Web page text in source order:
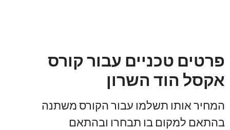
פרטים טכניים עבור קורס
אקסל הוד השרון
המחיר אותו תשלמו עבור הקורס משתנה
בהתאם למקום בו תבחרו ובהתאם